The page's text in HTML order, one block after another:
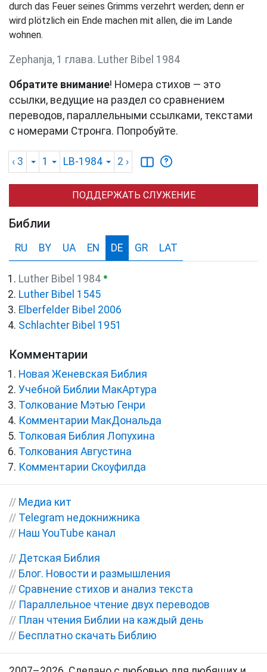
durch das Feuer seines Grimms verzehrt werden; denn er
wird plötzlich ein Ende machen mit allen, die im Lande
wohnen.
Zephanja, 1 глава. Luther Bibel 1984
Обратите внимание! Номера стихов — это
ссылки, ведущие на раздел со сравнением
переводов, параллельными ссылками, текстами
с номерами Стронга. Попробуйте.
‹ 3 1 LB-1984 2 ›
ПОДДЕРЖАТЬ СЛУЖЕНИЕ
Библии
RU BY UA EN DE GR LAT
Luther Bibel 1984 ●
Luther Bibel 1545
Elberfelder Bibel 2006
Schlachter Bibel 1951
Комментарии
Новая Женевская Библия
Учебной Библии МакАртура
Толкование Мэтью Генри
Комментарии МакДональда
Толковая Библия Лопухина
Толкования Августина
Комментарии Скоуфилда
// Медиа кит
// Telegram недокнижника
// Наш YouTube канал
// Детская Библия
// Блог. Новости и размышления
// Сравнение стихов и анализ текста
// Параллельное чтение двух переводов
// План чтения Библии на каждый день
// Бесплатно скачать Библию